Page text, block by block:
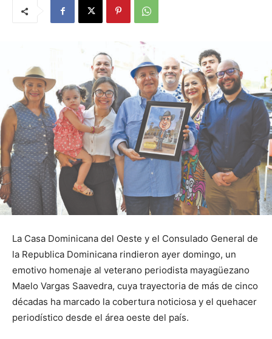
La Casa Dominicana del Oeste y el Consulado General de
la Republica Dominicana rindieron ayer domingo, un
emotivo homenaje al veterano periodista mayagüezano
Maelo Vargas Saavedra, cuya trayectoria de más de cinco
décadas ha marcado la cobertura noticiosa y el quehacer
periodístico desde el área oeste del país.